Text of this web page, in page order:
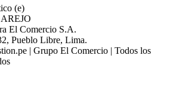
(e)
El Comercio S.A.
Pueblo Libre, Lima.
| Grupo El Comercio | Todos los